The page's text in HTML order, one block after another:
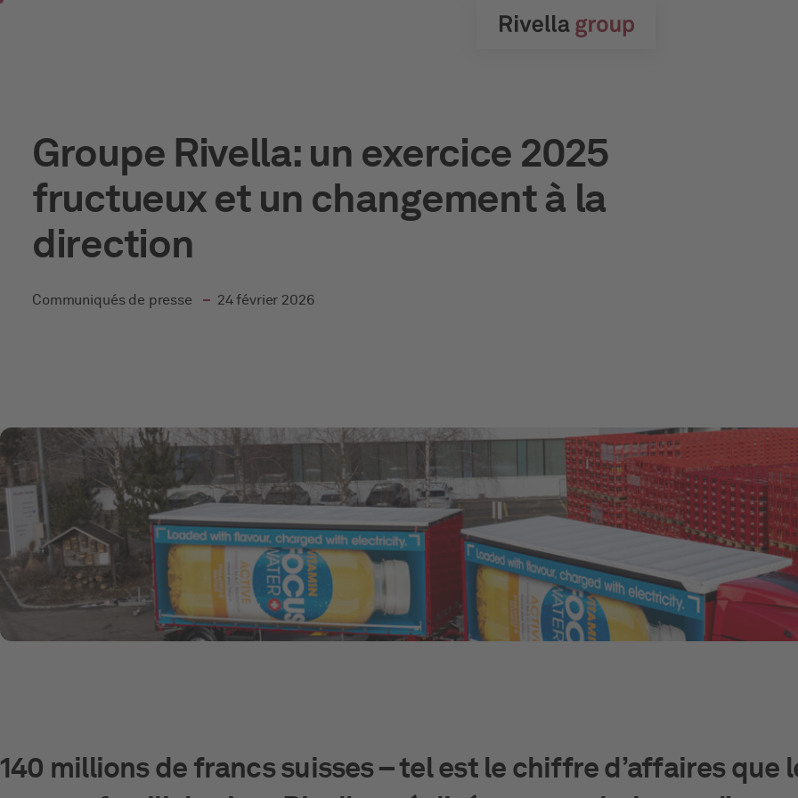
Groupe Rivella: un exercice 2025
fructueux et un changement à la
direction
dans
Communiqués de presse 24 février 2026
140 millions de francs suisses – tel est le chiffre d’affaires que